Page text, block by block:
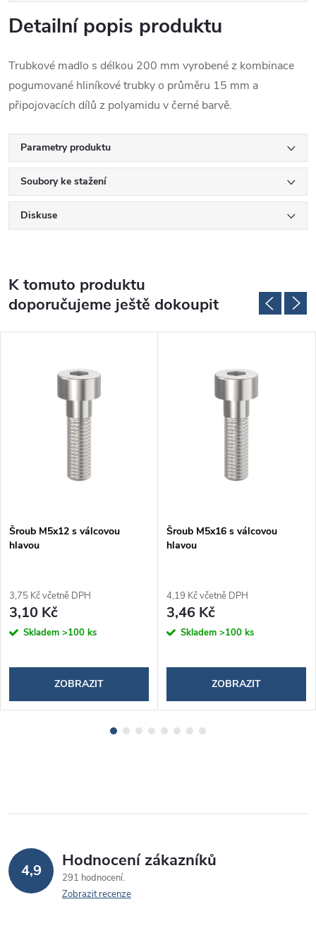
Detailní popis produktu
Trubkové madlo s délkou 200 mm vyrobené z kombinace
pogumované hliníkové trubky o průměru 15 mm a
připojovacích dílů z polyamidu v černé barvě.
Parametry produktu
Soubory ke stažení
Diskuse
K tomuto produktu
doporučujeme ještě dokoupit
Šroub M5x12 s válcovou
hlavou
3,75 Kč včetně DPH
3,10 Kč
Skladem >100 ks
ZOBRAZIT
Šroub M5x16 s válcovou
hlavou
4,19 Kč včetně DPH
3,46 Kč
Skladem >100 ks
ZOBRAZIT
4,9 Hodnocení zákazníků
291 hodnocení
Zobrazit recenze